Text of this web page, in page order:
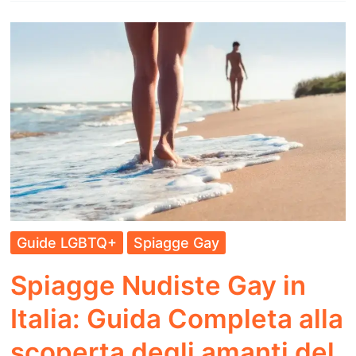
Gay
Friendly
Italia:
Scopri
le
mete
LGBTQ+
suddivise
per
Regione
Guide LGBTQ+ Spiagge Gay
Spiagge Nudiste Gay in
Italia: Guida Completa alla